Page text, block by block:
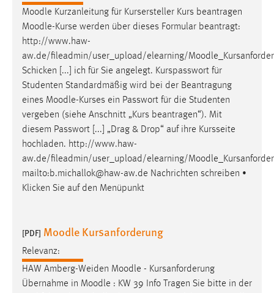
Moodle Kurzanleitung für Kursersteller Kurs beantragen
Moodle-Kurse werden über dieses Formular beantragt:
http://www.haw-
aw.de/fileadmin/user_upload/elearning/Moodle
Schicken [...] ich für Sie angelegt. Kurspasswort für
Studenten Standardmäßig wird bei der Beantragung
eines Moodle-Kurses ein Passwort für die Studenten
vergeben (siehe Anschnitt „Kurs beantragen“). Mit
diesem Passwort [...] „Drag & Drop“ auf ihre Kursseite
hochladen. http://www.haw-
aw.de/fileadmin/user_upload/elearning/Moodle
mailto:b.michallok@haw-aw.de Nachrichten schreiben •
Klicken Sie auf den Menüpunkt
[PDF] Moodle Kursanforderung
Relevanz:
HAW Amberg-Weiden Moodle - Kursanforderung
Übernahme in Moodle : KW 39 Info Tragen Sie bitte in der
staticfilecache
Zweck:
Für performante Seitenauslieferung wird in diesem Cookie
gespeichert, ob man eingeloggt ist.
Sprachpräferenz
Name:
site-language-preference
Zweck:
Das Cookie speichert die gewählte Sprache der Website.
Cookie Laufzeit:
Chat
Name:
MibewSessionID, MIBEW_UserID, mibew_locale, mibew-
chat-frame-style-5e9dbeb1811c0446